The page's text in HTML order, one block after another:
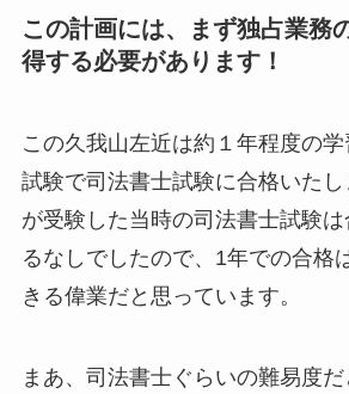
この計画には、まず独占業務
得する必要があります！
この久我山左近は約１年程度の
試験で司法書士試験に合格いた
が受験した当時の司法書士試験
るなしでしたので、1年での合格
きる偉業だと思っています。
まあ、司法書士ぐらいの難易度